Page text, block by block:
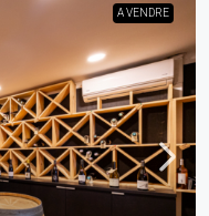
A VENDRE